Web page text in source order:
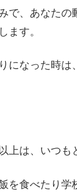
で、あなた
ます。
になった時
上は、いつも
を食べたり